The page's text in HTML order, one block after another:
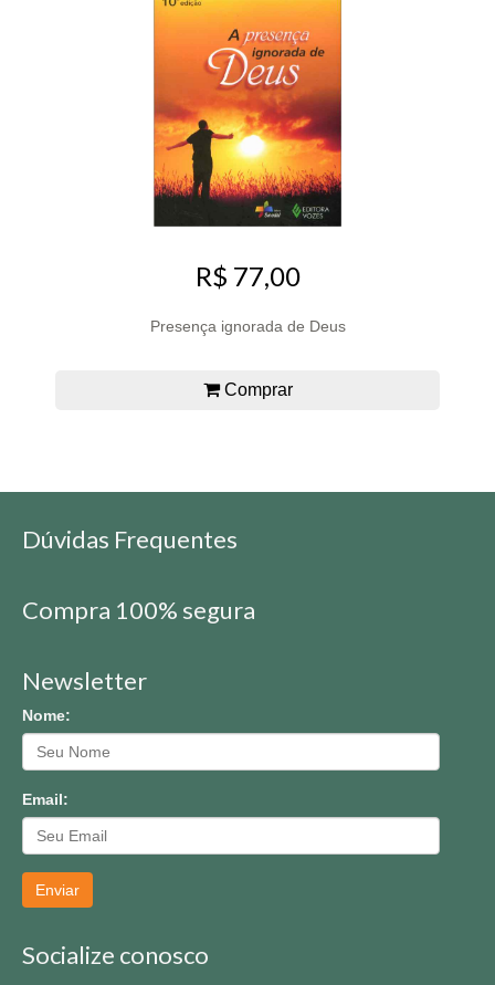
R$ 77,00
Presença ignorada de Deus
Comprar
Dúvidas Frequentes
Compra 100% segura
Newsletter
Nome:
Email:
Enviar
Socialize conosco